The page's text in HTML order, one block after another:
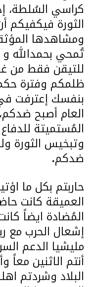
كراسي السُلطة،
الثورة فيكفيكم
ومشاهدها
تُمحي بحمدالله و
للتيقن فقط من
ظلمكم وفترة
بنفسك إعترفت
العام أصبح
المُستميتة
وتبخيس الثورة
ضدكم.
حاربتم بكل ما
العميقة كانت
المُضادة ايضاً
إشعال الحرب مع
مليشيا الدعم
أنتم الاثنين معاً
البلاد وشردتم